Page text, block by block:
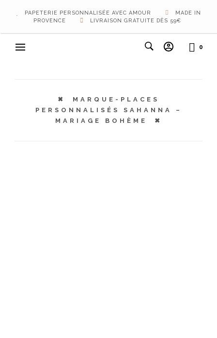
PAPETERIE PERSONNALISÉE AVEC AMOUR
MADE IN
PROVENCE
LIVRAISON GRATUITE DÈS 59€
0
MARQUE-PLACES
PERSONNALISÉS SAHANNA –
MARIAGE BOHÈME